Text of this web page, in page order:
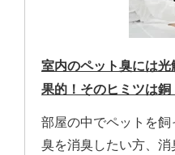
室内のペット臭には
果的！そのヒミツは
部屋の中でペットを飼
臭を消臭したい方、